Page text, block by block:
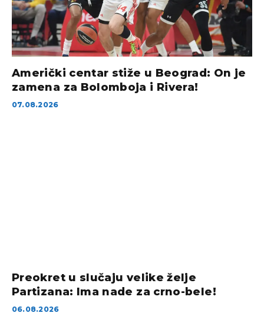
Američki centar stiže u Beograd: On je
zamena za Bolomboja i Rivera!
07.08.2026
Preokret u slučaju velike želje
Partizana: Ima nade za crno-bele!
06.08.2026